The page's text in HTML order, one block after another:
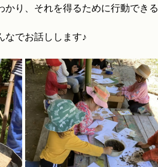
り、それを得るために行動できる
なでお話しします♪